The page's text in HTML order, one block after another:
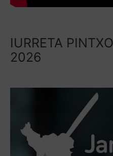
IURRETA
2026